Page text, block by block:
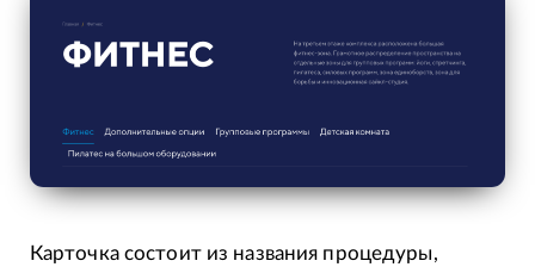
Карточка состоит из названия процедуры,